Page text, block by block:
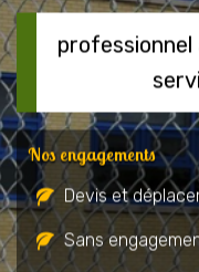
Nos engagements
Devis et
Sans